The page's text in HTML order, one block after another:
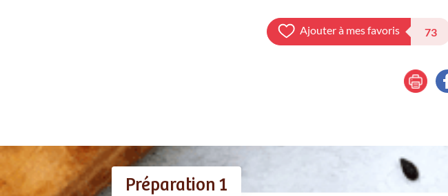
Ajouter à mes favoris 73
Préparation 1